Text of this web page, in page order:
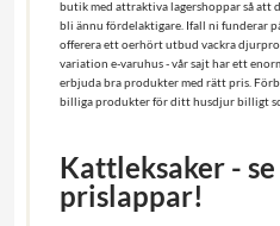
butik med attraktiva lagershoppar så att
bli ännu fördelaktigare. Ifall ni funderar
offerera ett oerhört utbud vackra
variation e-varuhus - vår sajt har ett
erbjuda bra produkter med rätt pris.
billiga produkter för ditt husdjur billigt
Kattleksaker -
prislappar!